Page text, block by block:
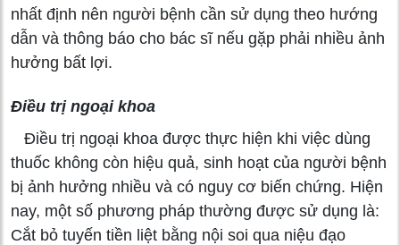
nhất định nên người bệnh cần sử dụng theo hướng
dẫn và thông báo cho bác sĩ nếu gặp phải nhiều ảnh
hưởng bất lợi.
Điều trị ngoại khoa
Điều trị ngoại khoa được thực hiện khi việc dùng
thuốc không còn hiệu quả, sinh hoạt của người bệnh
bị ảnh hưởng nhiều và có nguy cơ biến chứng. Hiện
nay, một số phương pháp thường được sử dụng là:
Cắt bỏ tuyến tiền liệt bằng nội soi qua niệu đạo